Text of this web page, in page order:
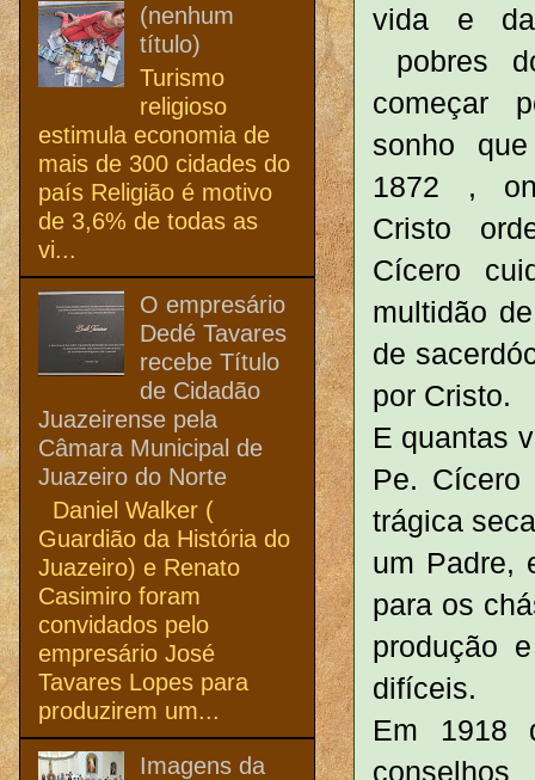
vida e
pobres
começar
sonho
1872 ,
Cristo
Cícero
multidão
de
por Cristo.
E quantas
Pe. Cícero
trágica
um Padre,
para os
produção
difíceis.
Em 1918
(nenhum
título)
Turismo
religioso
estimula economia de
mais de 300 cidades do
país Religião é motivo
de 3,6% de todas as
vi...
O empresário
Dedé Tavares
recebe Título
de Cidadão
Juazeirense pela
Câmara Municipal de
Juazeiro do Norte
Daniel Walker (
Guardião da História do
Juazeiro) e Renato
Casimiro foram
convidados pelo
empresário José
Tavares Lopes para
produzirem um...
Imagens da